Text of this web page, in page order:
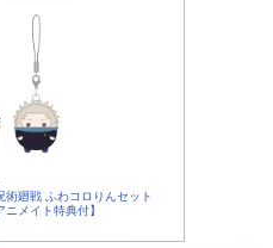
術廻戦 ふわコロりんセット
メイト特典付】